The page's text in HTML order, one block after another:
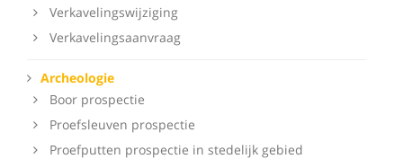
Verkavelingswijziging
Verkavelingsaanvraag
Archeologie
Boor prospectie
Proefsleuven prospectie
Proefputten prospectie in stedelijk gebied